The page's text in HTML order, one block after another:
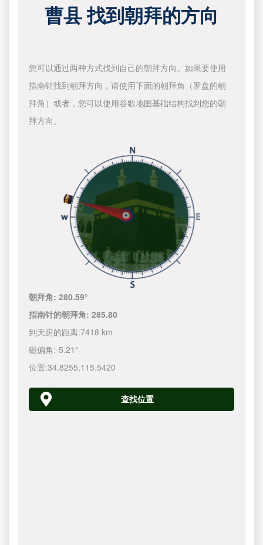
曹县 找到朝拜的方向
您可以通过两种方式找到自己的朝拜方向。如果要使用
指南针找到朝拜方向，请使用下面的朝拜角（罗盘的朝
拜角）或者，您可以使用谷歌地图基础结构找到您的朝
拜方向。
朝拜角:280.59°
指南针的朝拜角:285.80
到天房的距离:7418 km
磁偏角:-5.21°
位置:34.8255,115.5420
查找位置